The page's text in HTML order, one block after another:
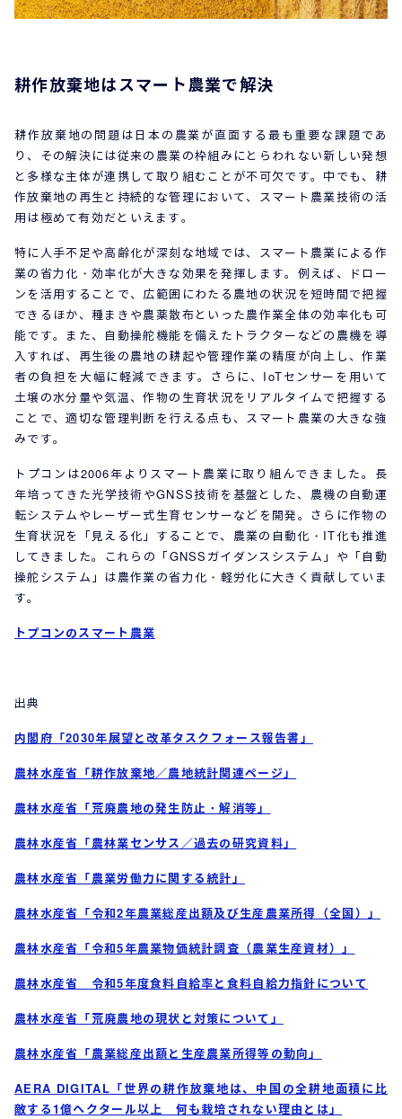
耕作放棄地はスマート農業で解決
耕作放棄地の問題は日本の農業が直面する最も重要な課題であ
り、その解決には従来の農業の枠組みにとらわれない新しい発想
と多様な主体が連携して取り組むことが不可欠です。中でも、耕
作放棄地の再生と持続的な管理において、スマート農業技術の活
用は極めて有効だといえます。
特に人手不足や高齢化が深刻な地域では、スマート農業による作
業の省力化・効率化が大きな効果を発揮します。例えば、ドロー
ンを活用することで、広範囲にわたる農地の状況を短時間で把握
できるほか、種まきや農薬散布といった農作業全体の効率化も可
能です。また、自動操舵機能を備えたトラクターなどの農機を導
入すれば、再生後の農地の耕起や管理作業の精度が向上し、作業
者の負担を大幅に軽減できます。さらに、IoTセンサーを用いて
土壌の水分量や気温、作物の生育状況をリアルタイムで把握する
ことで、適切な管理判断を行える点も、スマート農業の大きな強
みです。
トプコンは2006年よりスマート農業に取り組んできました。長
年培ってきた光学技術やGNSS技術を基盤とした、農機の自動運
転システムやレーザー式生育センサーなどを開発。さらに作物の
生育状況を「見える化」することで、農業の自動化・IT化も推進
してきました。これらの「GNSSガイダンスシステム」や「自動
操舵システム」は農作業の省力化・軽労化に大きく貢献していま
す。
トプコンのスマート農業
出典
内閣府「2030年展望と改革タスクフォース報告書」
農林水産省「耕作放棄地／農地統計関連ページ」
農林水産省「荒廃農地の発生防止・解消等」
農林水産省「農林業センサス／過去の研究資料」
農林水産省「農業労働力に関する統計」
農林水産省「令和2年農業総産出額及び生産農業所得（全国）」
農林水産省「令和5年農業物価統計調査（農業生産資材）」
農林水産省 令和5年度食料自給率と食料自給力指針について
農林水産省「荒廃農地の現状と対策について」
農林水産省「農業総産出額と生産農業所得等の動向」
AERA DIGITAL「世界の耕作放棄地は、中国の全耕地面積に比
敵する1億ヘクタール以上 何も栽培されない理由とは」